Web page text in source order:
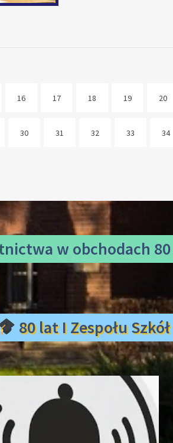
16 17 18 19 20
30 31 32 33 34
w obchodach
80 lat I Zespołu